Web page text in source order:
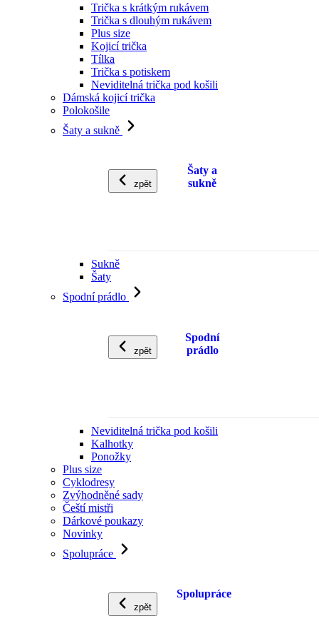
Trička s krátkým rukávem
Trička s dlouhým rukávem
Plus size
Kojicí trička
Tílka
Trička s potiskem
Neviditelná trička pod košili
Dámská kojicí trička
Polokošile
Šaty a sukně
zpět
Šaty a
sukně
Sukně
Šaty
Spodní prádlo
zpět
Spodní
prádlo
Neviditelná trička pod košili
Kalhotky
Ponožky
Plus size
Cyklodresy
Zvýhodněné sady
Čeští mistři
Dárkové poukazy
Novinky
Spolupráce
zpět
Spolupráce